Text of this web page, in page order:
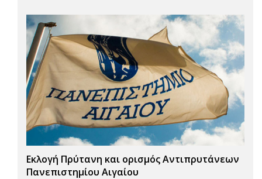
Εκλογή Πρύτανη και ορισμός Αντιπρυτάνεων
Πανεπιστημίου Αιγαίου